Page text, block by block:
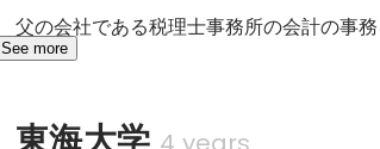
父の会社である税理士事務所の会計の事務
See more